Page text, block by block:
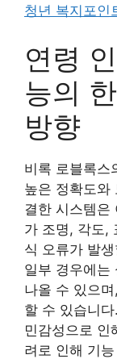
청년 복지포인
연령
능의
방향
비록 로블록스
높은 정확도와
결한 시스템은
가 조명, 각도,
식 오류가 발
일부 경우에는
나올 수 있으
할 수 있습니
민감성으로 인
려로 인해 기